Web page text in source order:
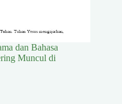
dan Bahasa
Muncul di